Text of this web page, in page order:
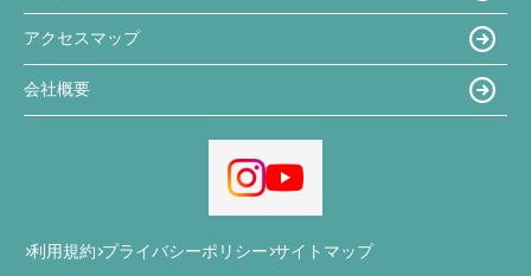
アクセスマップ
会社概要
利用規約 プライバシーポリシー サイトマップ